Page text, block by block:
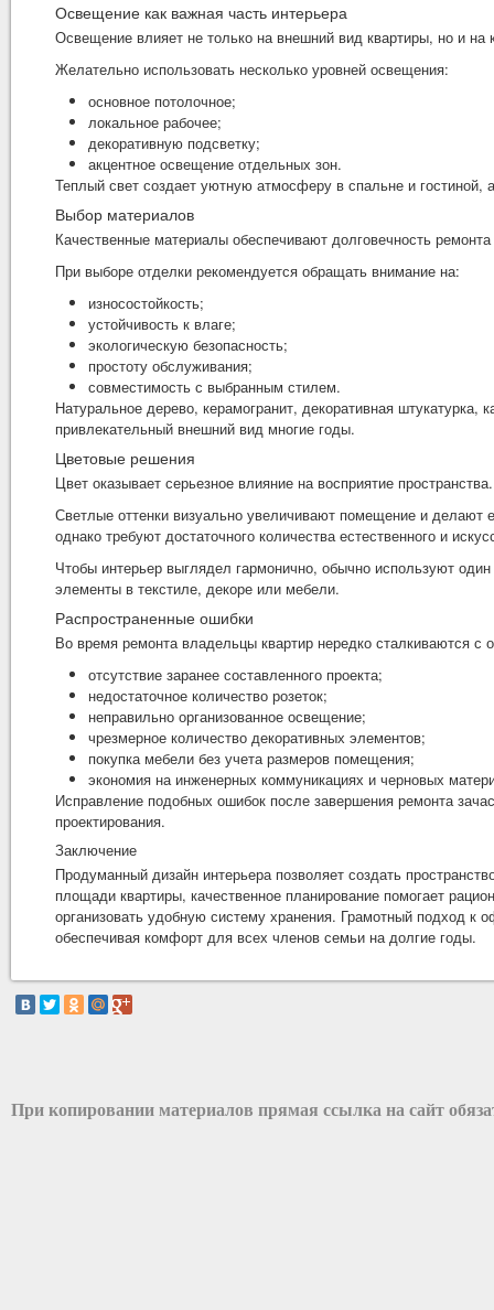
Освещение как важная часть интерьера
Освещение влияет не только на внешний вид квартиры, но и
Желательно использовать несколько уровней освещения:
основное потолочное;
локальное рабочее;
декоративную подсветку;
акцентное освещение отдельных зон.
Теплый свет создает уютную атмосферу в спальне и гостиной,
Выбор материалов
Качественные материалы обеспечивают долговечность
При выборе отделки рекомендуется обращать внимание на:
износостойкость;
устойчивость к влаге;
экологическую безопасность;
простоту обслуживания;
совместимость с выбранным стилем.
Натуральное дерево, керамогранит, декоративная
привлекательный внешний вид многие годы.
Цветовые решения
Цвет оказывает серьезное влияние на восприятие пространства.
Светлые оттенки визуально увеличивают помещение и
однако требуют достаточного количества естественного и
Чтобы интерьер выглядел гармонично, обычно используют
элементы в текстиле, декоре или мебели.
Распространенные ошибки
Во время ремонта владельцы квартир нередко сталкиваются с
отсутствие заранее составленного проекта;
недостаточное количество розеток;
неправильно организованное освещение;
чрезмерное количество декоративных элементов;
покупка мебели без учета размеров помещения;
экономия на инженерных коммуникациях и черновых
Исправление подобных ошибок после завершения ремонта
проектирования.
Заключение
Продуманный дизайн интерьера позволяет создать
площади квартиры, качественное планирование помогает
организовать удобную систему хранения. Грамотный подход
обеспечивая комфорт для всех членов семьи на долгие годы.
При копировании материалов прямая ссылка на сайт